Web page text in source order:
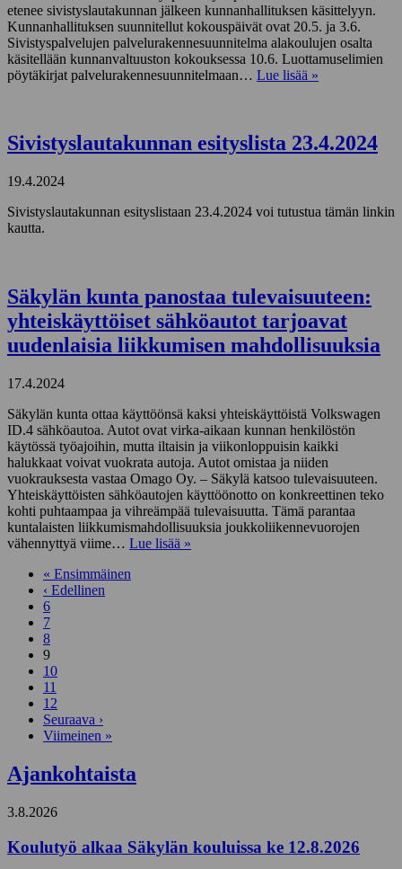
etenee sivistyslautakunnan jälkeen kunnanhallituksen käsittelyyn.
Kunnanhallituksen suunnitellut kokouspäivät ovat 20.5. ja 3.6.
Sivistyspalvelujen palvelurakennesuunnitelma alakoulujen osalta
käsitellään kunnanvaltuuston kokouksessa 10.6. Luottamuselimien
pöytäkirjat palvelurakennesuunnitelmaan… Lue lisää »
Sivistyslautakunnan esityslista 23.4.2024
19.4.2024
Sivistyslautakunnan esityslistaan 23.4.2024 voi tutustua tämän linkin
kautta.
Säkylän kunta panostaa tulevaisuuteen:
yhteiskäyttöiset sähköautot tarjoavat
uudenlaisia liikkumisen mahdollisuuksia
17.4.2024
Säkylän kunta ottaa käyttöönsä kaksi yhteiskäyttöistä Volkswagen
ID.4 sähköautoa. Autot ovat virka-aikaan kunnan henkilöstön
käytössä työajoihin, mutta iltaisin ja viikonloppuisin kaikki
halukkaat voivat vuokrata autoja. Autot omistaa ja niiden
vuokrauksesta vastaa Omago Oy. – Säkylä katsoo tulevaisuuteen.
Yhteiskäyttöisten sähköautojen käyttöönotto on konkreettinen teko
kohti puhtaampaa ja vihreämpää tulevaisuutta. Tämä parantaa
kuntalaisten liikkumismahdollisuuksia joukkoliikennevuorojen
vähennyttyä viime… Lue lisää »
« Ensimmäinen
‹ Edellinen
6
7
8
9
10
11
12
Seuraava ›
Viimeinen »
Ajankohtaista
3.8.2026
Koulutyö alkaa Säkylän kouluissa ke 12.8.2026